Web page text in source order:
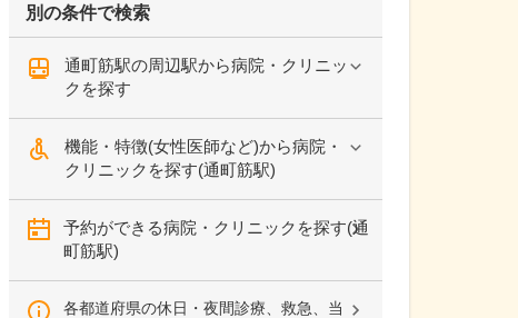
別の条件で検索
通町筋駅の周辺駅から病院・クリニッ
クを探す
機能・特徴(女性医師など)から病院・
クリニックを探す(通町筋駅)
予約ができる病院・クリニックを探す(通
町筋駅)
各都道府県の休日・夜間診療、救急、当